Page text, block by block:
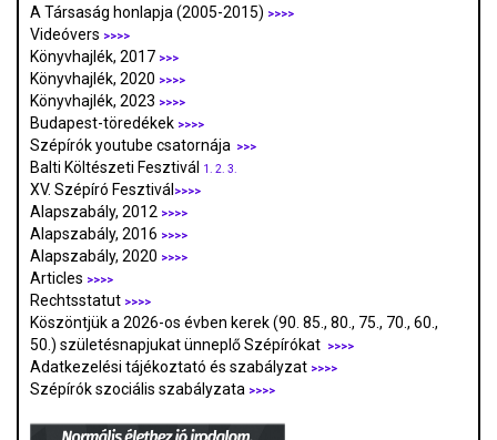
A Társaság honlapja (2005-2015) >>>>
Videóvers >>>>
Könyvhajlék, 2017 >>>
Könyvhajlék, 2020 >>>>
Könyvhajlék, 2023 >>>>
Budapest-töredékek >>>>
Szépírók youtube csatornája >>>
Balti Költészeti Fesztivál 1. 2. 3.
XV. Szépíró Fesztivál >>>>
Alapszabály, 2012 >>>>
Alapszabály, 2016 >>>>
Alapszabály, 2020 >>>>
Articles >>>>
Rechtsstatut >>>>
Köszöntjük a 2026-os évben kerek (90. 85., 80., 75., 70., 60.,
50.) születésnapjukat ünneplő Szépírókat
>>>>
Adatkezelési tájékoztató és szabályzat >>>>
Szépírók szociális szabályzata >>>>